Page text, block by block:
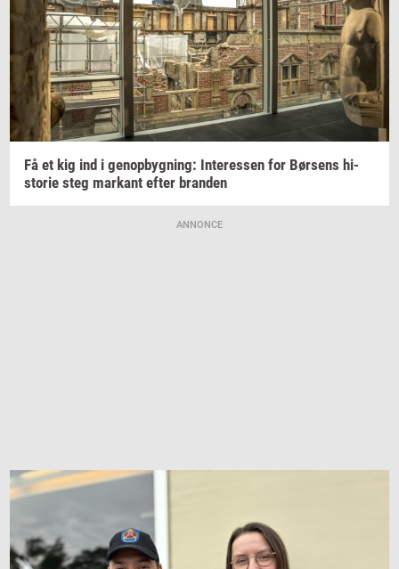
Få et kig ind i genop­byg­ning: In­ter­es­sen for Bør­sens hi­
sto­rie steg mar­kant efter bran­den
ANNONCE